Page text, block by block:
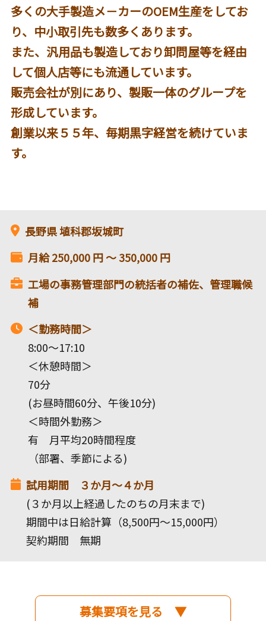
多くの大手製造メ－カーのOEM生産をしてお
り、中小取引先も数多くあります。
また、汎用品も製造しており卸問屋等を経由
して個人店等にも流通しています。
販売会社が別にあり、製販一体のグループを
形成しています。
創業以来５５年、毎期黒字経営を続けていま
す。
長野県埴科郡坂城町
月給 250,000 円 〜 350,000円
工場の事務管理部門の統括者の補佐、管理職候
補
＜勤務時間＞
8:00～17:10
＜休憩時間＞
70分
(お昼時間60分、午後10分)
＜時間外勤務＞
有 月平均20時間程度
（部署、季節による)
試用期間 ３か月～４か月
(３か月以上経過したのちの月末まで)
期間中は日給計算（8,500円～15,000円）
契約期間 無期
募集要項を見る ▼